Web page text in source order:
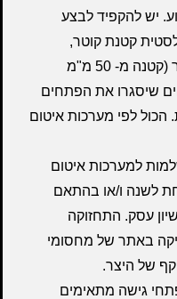
יש להקפיד לבצע
קטנת קוטר,
שאינה מחייבת התקנת קולר (קטנה מ- 50 מ"מ
שיסגרו את הפתחים
לפי מערכות איטום
למערכות איטום
לשנה ו/או בהתאם
עסק. התחזוקה
באתר של מחסומי
של היצר.
גישה מתאימים